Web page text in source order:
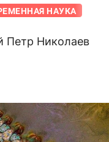
НАУКА
Петр Николаев